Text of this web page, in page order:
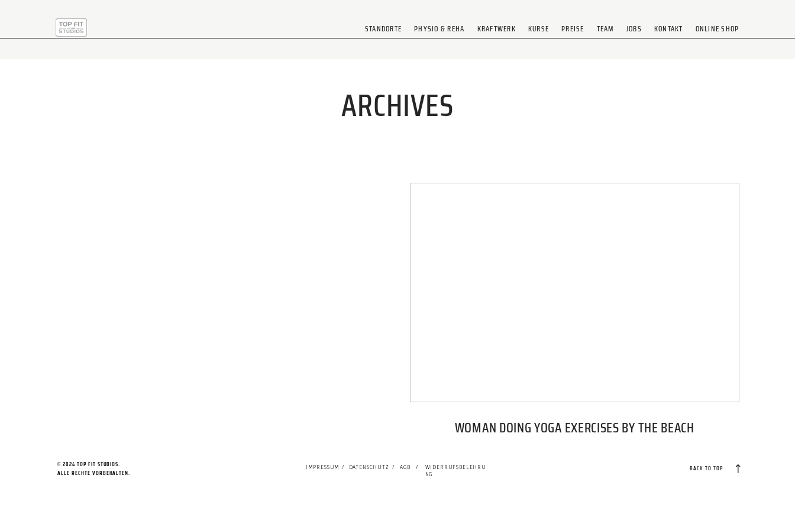
STANDORTE PHYSIO & REHA KRAFTWERK KURSE PREISE TEAM JOBS KONTAKT ONLINE SHOP
ARCHIVES
WOMAN DOING YOGA EXERCISES BY THE BEACH
BACK TO TOP
© 2024 TOP FIT STUDIOS.
ALLE RECHTE VORBEHALTEN.
IMPRESSUM DATENSCHUTZ
/ AGB
/
WIDERRUFSBELEHRU
NG
/